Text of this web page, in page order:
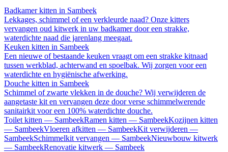
Badkamer kitten in Sambeek
Lekkages, schimmel of een verkleurde naad? Onze kitters
vervangen oud kitwerk in uw badkamer door een strakke,
waterdichte naad die jarenlang meegaat.
Keuken kitten in Sambeek
Een nieuwe of bestaande keuken vraagt om een strakke kitnaad
tussen werkblad, achterwand en spoelbak. Wij zorgen voor een
waterdichte en hygiënische afwerking.
Douche kitten in Sambeek
Schimmel of zwarte vlekken in de douche? Wij verwijderen de
aangetaste kit en vervangen deze door verse schimmelwerende
sanitairkit voor een 100% waterdichte douche.
Toilet kitten — SambeekRamen kitten — SambeekKozijnen kitten
— SambeekVloeren afkitten — SambeekKit verwijderen —
SambeekSchimmelkit vervangen — SambeekNieuwbouw kitwerk
— SambeekRenovatie kitwerk — Sambeek